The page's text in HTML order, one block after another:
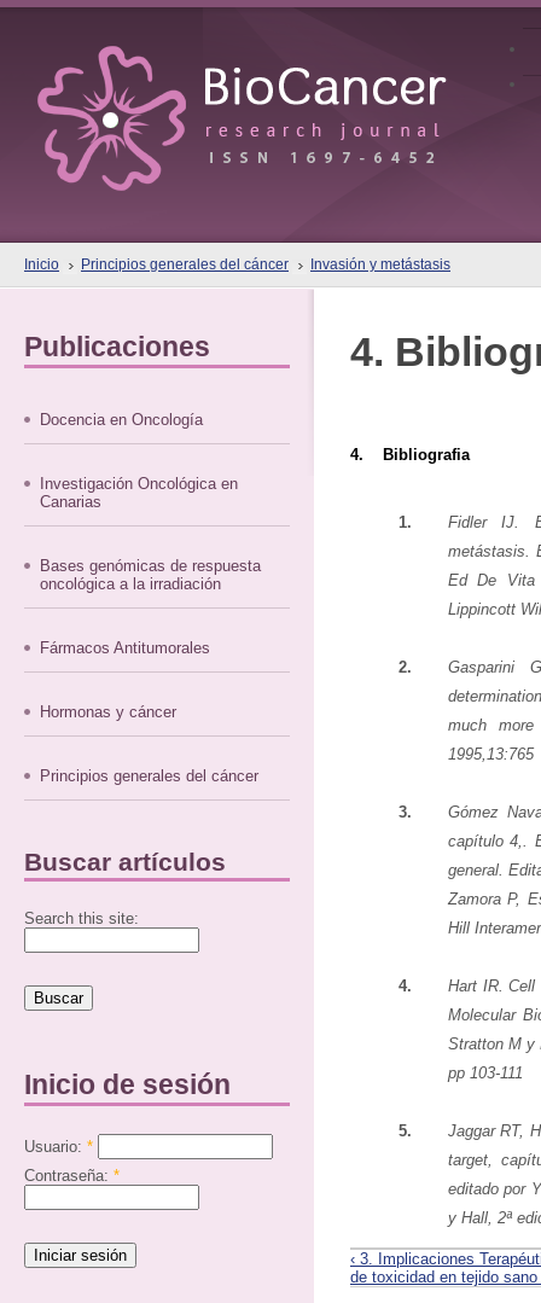
Inicio Principios generales del cáncer Invasión y metástasis
Publicaciones
Docencia en Oncología
Investigación Oncológica en
Canarias
Bases genómicas de respuesta
oncológica a la irradiación
Fármacos Antitumorales
Hormonas y cáncer
Principios generales del cáncer
Buscar artículos
Search this site:
Inicio de sesión
Usuario: *
Contraseña: *
4.
4. Bibliografia
1.
Fidler IJ.
metástasis.
Ed De Vita
Lippincott
2.
Gasparini
much
1995,13:765
3.
Gómez
capítulo 4,.
general.
Zamora P,
Hill
4.
Hart IR. Cell
Molecular
Stratton M y
pp 103-111
5.
Jaggar RT,
target,
editado por
y Hall, 2ª
‹ 3. Implicaciones
de toxicidad en tejido